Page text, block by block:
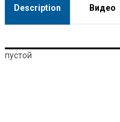
Description Видео
пустой